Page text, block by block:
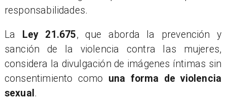
responsabilidades.
La Ley 21.675, que aborda la prevención y
sanción de la violencia contra las mujeres,
considera la divulgación de imágenes íntimas sin
consentimiento como una forma de violencia
sexual .